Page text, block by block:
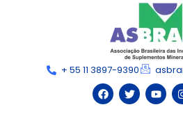
+ 55 11 3897-9390